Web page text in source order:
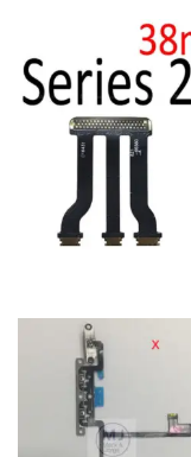
OCA
Tampa
Maquina
Película